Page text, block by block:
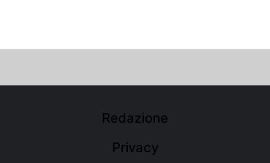
Redazione
Privacy